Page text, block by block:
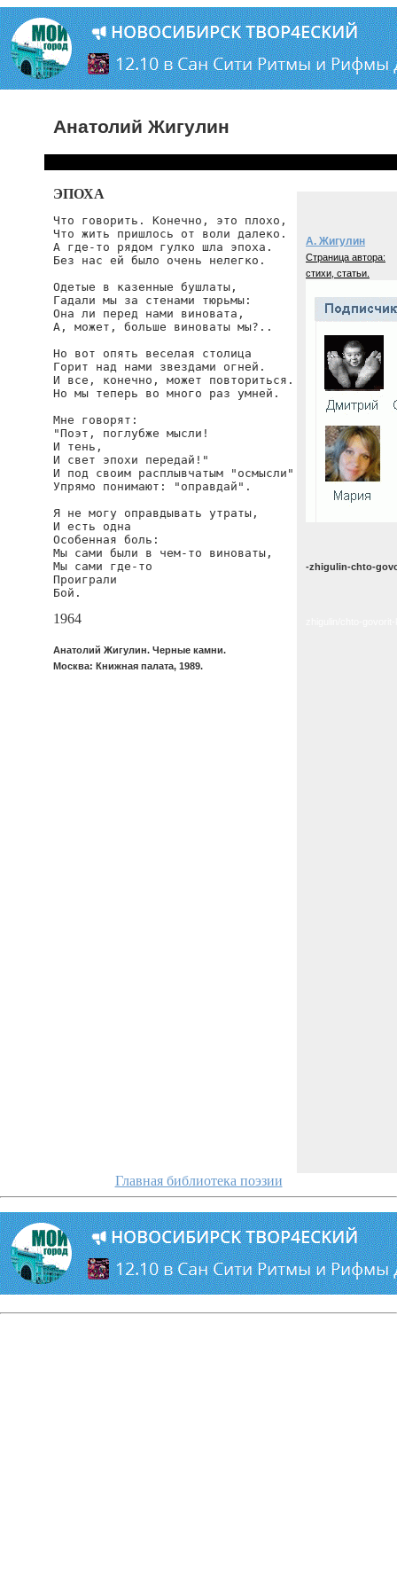
Анатолий Жигулин
ЭПОХА
Что говорить. Конечно, это плохо,
Что жить пришлось от воли далеко.
А где-то рядом гулко шла эпоха.
Без нас ей было очень нелегко.
Одетые в казенные бушлаты,
Гадали мы за стенами тюрьмы:
Она ли перед нами виновата,
А, может, больше виноваты мы?..
Но вот опять веселая столица
Горит над нами звездами огней.
И все, конечно, может повториться.
Но мы теперь во много раз умней.
Мне говорят:
"Поэт, поглубже мысли!
И тень,
И свет эпохи передай!"
И под своим расплывчатым "осмысли"
Упрямо понимают: "оправдай".
Я не могу оправдывать утраты,
И есть одна
Особенная боль:
Мы сами были в чем-то виноваты,
Мы сами где-то
Проиграли
Бой.
1964
Анатолий Жигулин. Черные камни.
Москва: Книжная палата, 1989.
А. Жигулин
Страница автора:
стихи, статьи.
-zhigulin-chto-
Главная библиотека поэзии